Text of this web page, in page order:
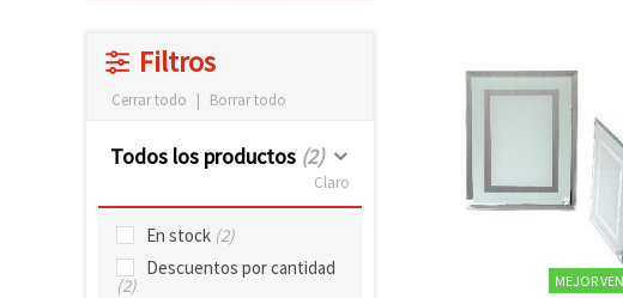
Filtros
Cerrar todo | Borrar todo
Todos los productos (2)
Claro
En stock (2)
Descuentos por cantidad
(2) MEJOR